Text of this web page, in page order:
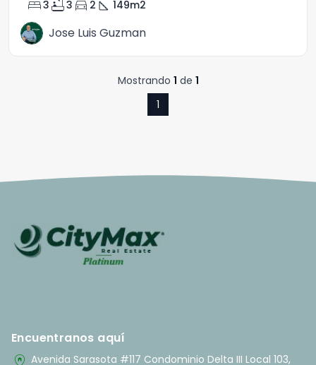
bed3 bathtub3 directions_car 2 square_foot 149m2
Jose Luis Guzman
Mostrando 1 de 1
1
Encuentranos aquí
home_pin Avenida Sarasota #117 Condominio Delta III Local 103,